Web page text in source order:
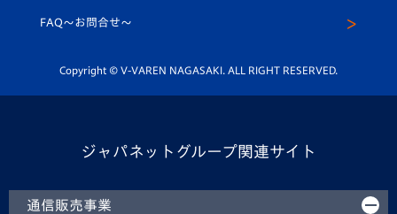
平和祈念活動
ホームタウン活動
スクール
FAQ〜お問合せ〜
Copyright © V-VAREN NAGASAKI. ALL RIGHT RESERVED.
ジャパネットグループ関連サイト
通信販売事業